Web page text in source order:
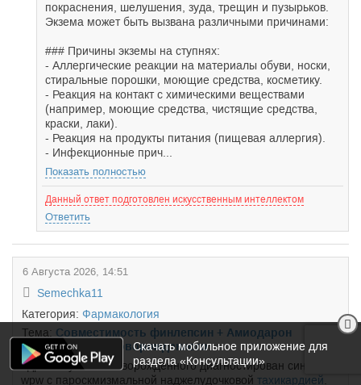
покраснения, шелушения, зуда, трещин и пузырьков.
Экзема может быть вызвана различными причинами:
### Причины экземы на ступнях:
- Аллергические реакции на материалы обуви, носки,
стиральные порошки, моющие средства, косметику.
- Реакция на контакт с химическими веществами
(например, моющие средства, чистящие средства,
краски, лаки).
- Реакция на продукты питания (пищевая аллергия).
- Инфекционные прич...
Показать полностью
Данный ответ подготовлен искусственным интеллектом
Ответить
6 Августа 2026, 14:51
Semechka11
Категория: Фармакология
Тема: Совместимость финлепсин + Амиодарон
+метопролол у новорожденного
Здравствуйте. У новорожденного диагностирован синдром
wpw с пароскмизмальной наджелудочковой тахикардией
Скачать мобильное приложение для
раздела «Консультации»